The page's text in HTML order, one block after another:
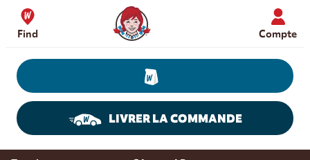
Skip to content
Find
Wendy's Website Home
Compte
LIVRER LA COMMANDE
Return to Nav